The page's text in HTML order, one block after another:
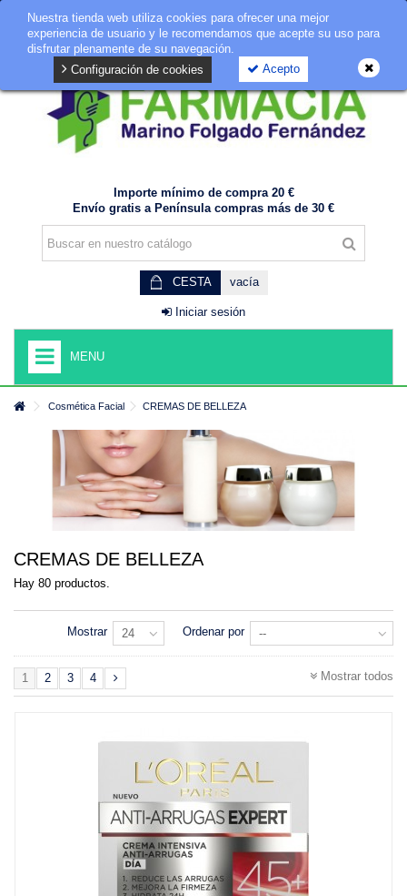
Nuestra tienda web utiliza cookies para ofrecer una mejor
experiencia de usuario y le recomendamos que acepte su uso para
disfrutar plenamente de su navegación.
Acepto
Configuración de cookies
GDPR
Importe mínimo de compra 20 €
Envío gratis a Península compras más de 30 €
CESTA vacía
Iniciar sesión
MENU
Cosmética Facial CREMAS DE BELLEZA
CREMAS DE BELLEZA
Hay 80 productos.
Ordenar por --
Mostrar 24
Mostrar todos
1 2 3 4